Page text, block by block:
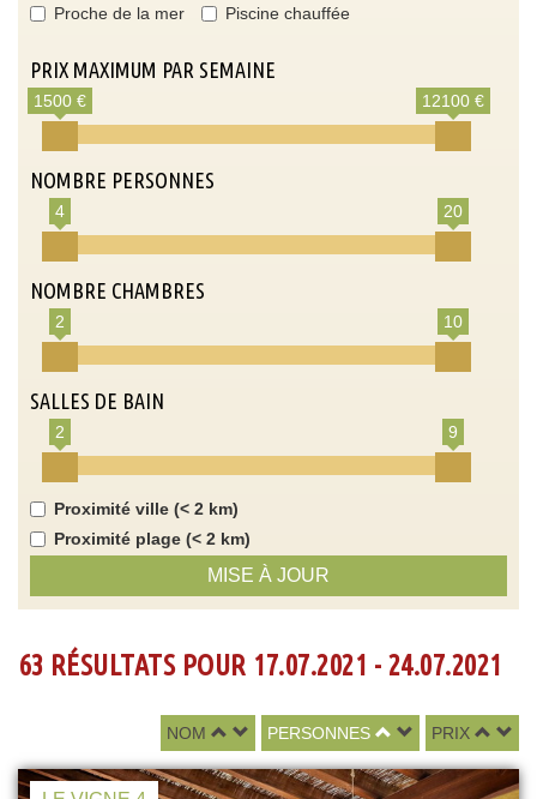
Proche de la mer
Piscine chauffée
PRIX MAXIMUM PAR SEMAINE
1500 € 12100 €
NOMBRE PERSONNES
4 20
NOMBRE CHAMBRES
2 10
SALLES DE BAIN
2 9
Proximité ville (< 2 km)
Proximité plage (< 2 km)
MISE À JOUR
63 RÉSULTATS POUR 17.07.2021 - 24.07.2021
NOM PERSONNES PRIX